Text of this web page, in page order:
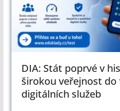
DIA: Stát poprvé v
širokou veřejnost
digitálních služeb